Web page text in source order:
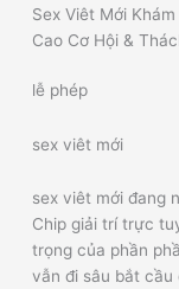
Sex Viêt Mới
Cao Cơ Hội &
lễ phép
sex viêt mới
sex viêt mới đang
Chip giải trí trực
trọng của phần
vẫn đi sâu bắt